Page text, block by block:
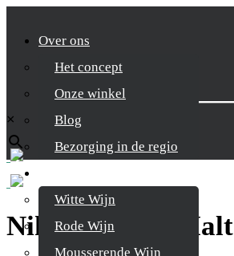
Over ons
Het concept
Onze winkel
Blog
Bezorging in de regio
Witte Wijn
Rode Wijn
Mousserende Wijn
Zoek je product
×
Nikka Coffey Malt